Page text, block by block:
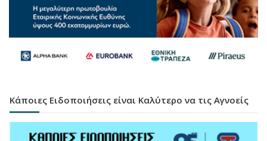
Κάποιες Ειδοποιήσεις είναι Καλύτερο να τις Αγνοείς